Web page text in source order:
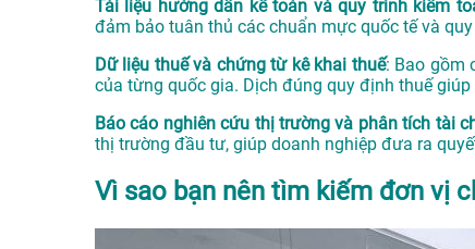
Tài liệu hướng dẫn kế toán và quy trình kiểm
đảm bảo tuân thủ các chuẩn mực quốc tế và
Dữ liệu thuế và chứng từ kê khai thuế: Bao gồm
của từng quốc gia. Dịch đúng quy định thuế
Báo cáo nghiên cứu thị trường và phân tích tài
thị trường đầu tư, giúp doanh nghiệp đưa ra
Vì sao bạn nên tìm kiếm đơn vị